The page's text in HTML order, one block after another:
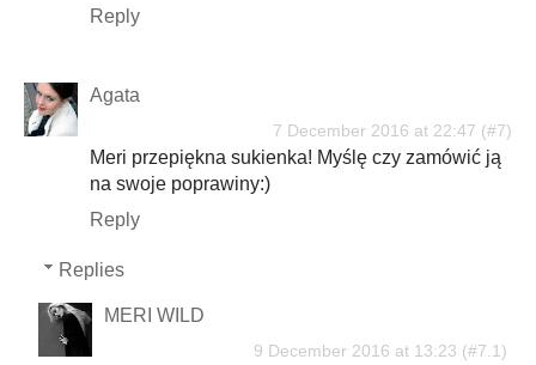
Reply
Agata
7 December 2016 at 22:47
Meri przepiękna sukienka! Myślę czy zamówić ją
na swoje poprawiny:)
Reply
Replies
MERI WILD
9 December 2016 at 13:23